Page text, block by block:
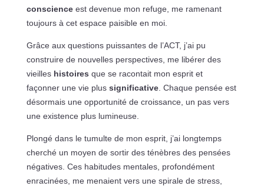
conscienceest devenue mon refuge, me ramenant
toujours à cet espace paisible en moi.
Grâce aux questions puissantes de l’ACT, j’ai pu
construire de nouvelles perspectives, me libérer des
vieilles histoires que se racontait mon esprit et
façonner une vie plus significative. Chaque pensée est
désormais une opportunité de croissance, un pas vers
une existence plus lumineuse.
Plongé dans le tumulte de mon esprit, j’ai longtemps
cherché un moyen de sortir des ténèbres des pensées
négatives. Ces habitudes mentales, profondément
enracinées, me menaient vers une spirale de stress,